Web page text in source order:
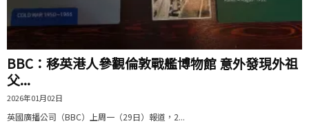
BBC：移英港人參觀倫敦戰艦博物館 意外發現外祖
父...
2026年01月02日
英國廣播公司（BBC）上周一（29日）報道，2...